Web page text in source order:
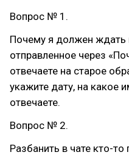
Вопрос № 1.
Почему я должен ждать
отправленное через
отвечаете на старое
укажите дату, на какое
отвечаете.
Вопрос № 2.
Разбанить в чате кто-то